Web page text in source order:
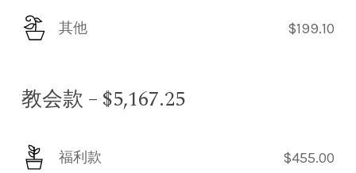
其他 $199.10
教会款 – $5,167.25
福利款 $455.00